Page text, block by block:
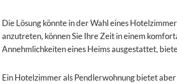
Die Lösung könnte in der Wahl eines
anzutreten, können Sie Ihre Zeit in einem
Annehmlichkeiten eines Heims ausgestattet,
Ein Hotelzimmer als Pendlerwohnung bietet